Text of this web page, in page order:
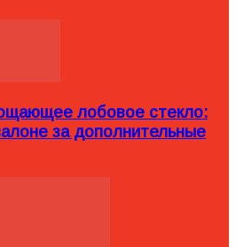
лобовое стекло:
за дополнительные